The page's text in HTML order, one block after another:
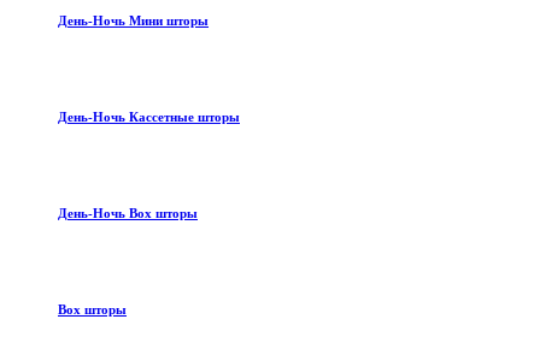
День-Ночь Мини шторы
День-Ночь Кассетные шторы
День-Ночь Box шторы
Box шторы